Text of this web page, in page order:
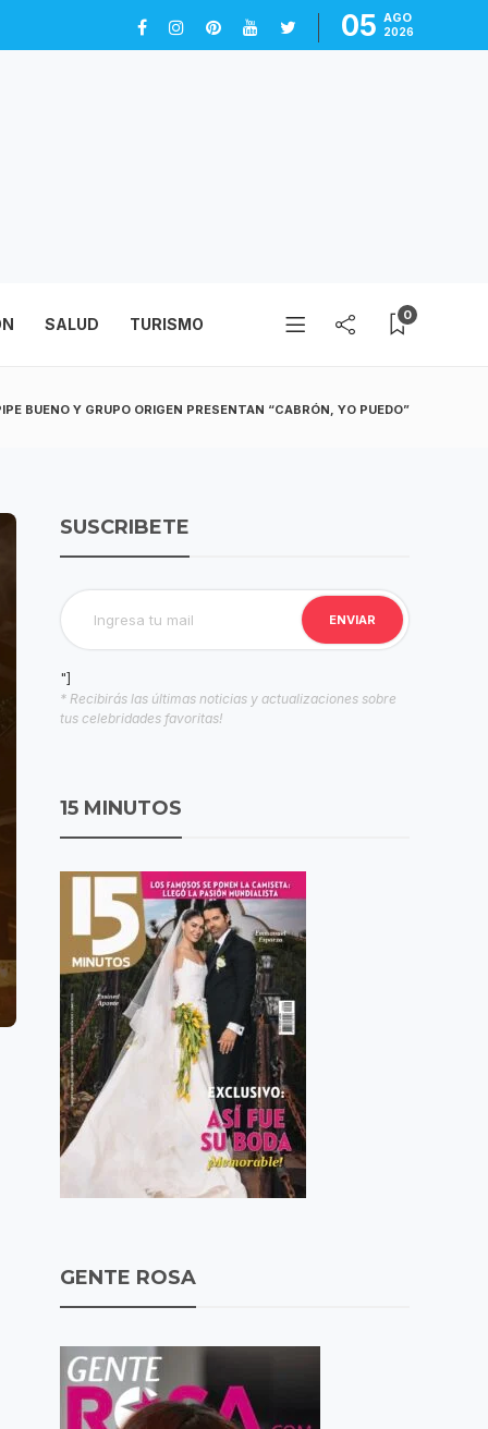
05 AGO
2026
SALUD TURISMO 0
BUENO Y GRUPO ORIGEN PRESENTAN “CABRÓN, YO PUEDO”
SUSCRIBETE
"]
* Recibirás las últimas noticias y actualizaciones sobre
tus celebridades favoritas!
15 MINUTOS
GENTE ROSA